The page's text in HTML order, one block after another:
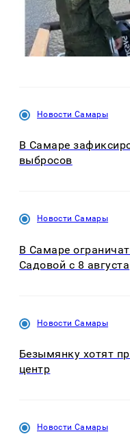
Новости Самары
В Самаре
выбросов
Новости Самары
В Самаре
Садовой с 8 августа
Новости Самары
Безымянку хотят
центр
Новости Самары